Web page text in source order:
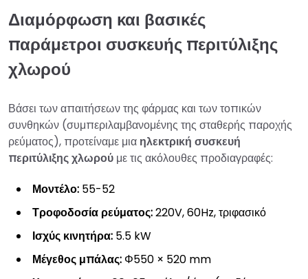
Διαμόρφωση και βασικές
παράμετροι συσκευής περιτύλιξης
χλωρού
Βάσει των απαιτήσεων της φάρμας και των τοπικών
συνθηκών (συμπεριλαμβανομένης της σταθερής παροχής
ρεύματος), προτείναμε μια ηλεκτρική συσκευή
περιτύλιξης χλωρού με τις ακόλουθες προδιαγραφές:
Μοντέλο: 55-52
Τροφοδοσία ρεύματος:220V, 60Hz, τριφασικό
Ισχύς κινητήρα: 5.5 kW
Μέγεθος μπάλας: Φ550 × 520 mm